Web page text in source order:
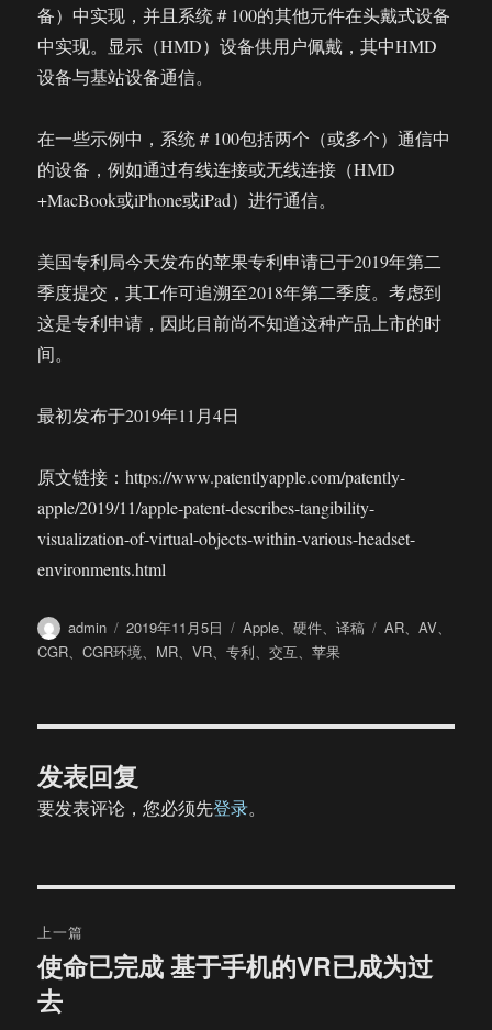
备）中实现，并且系统＃100的其他元件在头戴式设备
中实现。显示（HMD）设备供用户佩戴，其中HMD
设备与基站设备通信。
在一些示例中，系统＃100包括两个（或多个）通信中
的设备，例如通过有线连接或无线连接（HMD
+MacBook或iPhone或iPad）进行通信。
美国专利局今天发布的苹果专利申请已于2019年第二
季度提交，其工作可追溯至2018年第二季度。考虑到
这是专利申请，因此目前尚不知道这种产品上市的时
间。
最初发布于2019年11月4日
原文链接：https://www.patentlyapple.com/patently-
apple/2019/11/apple-patent-describes-tangibility-
visualization-of-virtual-objects-within-various-headset-
environments.html
作
者
admin
发
布
2019年11月5日
分
类
Apple、硬件、译稿
标
AR、AV、
CGR、CGR环境、 MR、VR、专利、交互、苹果
发表回复
要发表评论，您必须先登录。
章
导
上一篇
上
篇
使命已完成 基于手机的VR已成为过
去